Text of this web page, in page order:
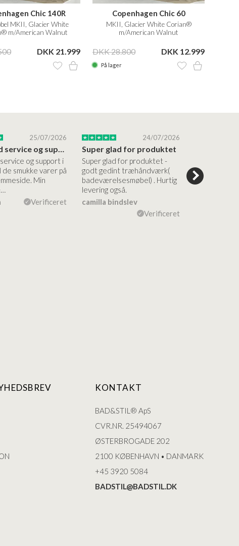
Chic 140R
MKII, Glacier White
m/American Walnut
DKK 21.999
Copenhagen Chic 60
MKII, Glacier White Corian®
m/American Walnut
DKK 28.800 DKK 12.999
På lager
25/07/2026
Altid god service og support i forhold…
og support i
smukke varer på
Min
Verificeret
24/07/2026
Super glad for produktet
Super glad for produktet -
godt gedint træhåndværk(
badeværelsesmøbel) . Hurtig
levering også.
camilla bindslev
Verificeret
forståelig
nem
KONTAKT
BAD&STIL® ApS
CVR.NR. 25494067
ØSTERBROGADE 202
2100 KØBENHAVN • DANMARK
+45 3920 5084
BADSTIL@BADSTIL.DK